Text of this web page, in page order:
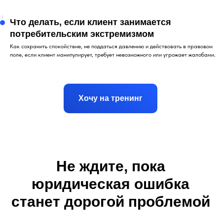
Что делать, если клиент занимается
потребительским экстремизмом
Как сохранить спокойствие, не поддаться давлению и действовать в правовом
поле, если клиент манипулирует, требует невозможного или угрожает жалобами.
Хочу на тренинг
Не ждите, пока
юридическая ошибка
станет дорогой проблемой